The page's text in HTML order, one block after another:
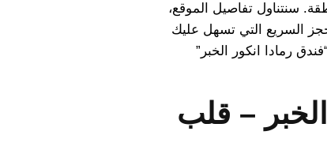
سنتناول تفاصيل الموقع،
السريع التي تسهل عليك
رمادا انكور الخبر”
– قلب